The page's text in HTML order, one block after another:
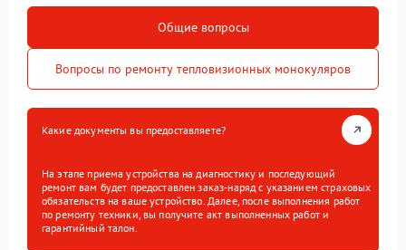
Общие вопросы
Вопросы по ремонту тепловизионных монокуляров
Какие документы вы предоставляете?
На этапе приема устройства на диагностику и последующий
ремонт вам будет предоставлен заказ-наряд с указанием страховых
обязательств на ваше устройство. Далее, после выполнения работ
по ремонту техники, вы получите акт выполненных работ и
гарантийный талон.